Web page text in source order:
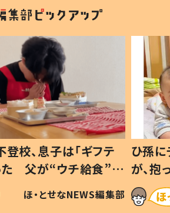
校、息子は「ギフテ
た 父が“ウチ給食”を
る理由とは #令和の親
ほ・とせなNEWS編集部
ひ孫
が、
「涙が
い」